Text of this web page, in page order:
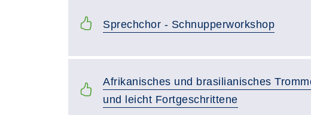
Sprechchor - Schnupperworkshop
Afrikanisches und brasilianisches
und leicht Fortgeschrittene